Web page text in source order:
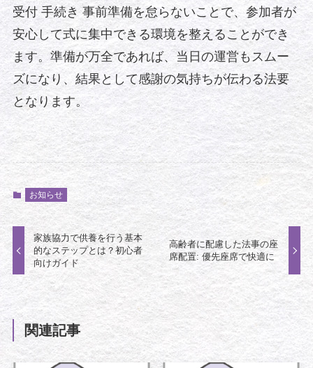
受付 手続き 事前準備を怠らないことで、参加者が
安心して式に集中できる環境を整えることができ
ます。準備が万全であれば、当日の運営もスムー
ズになり、結果として感謝の気持ちが伝わる法要
となります。
お知らせ
家族協力で供養を行う基本
的なステップとは？初心者
向けガイド
高齢者に配慮した法事の座
席配置: 優先座席で快適に
関連記事